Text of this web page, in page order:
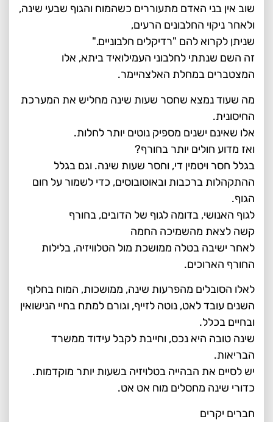
שוב אין בני האדם מתעוררים כשהמוח והגוף שבעי שינה,
ולאחר ניקוי החלבונים הרעים,
שניתן לקרוא להם "רדיקלים חלבוניים."
זה השם שנתתי לחלבוני העמילואיד ביתא, אלו
המצטברים במחלת האלצהיימר.
מה שעוד נמצא שחסר שעות שינה מחליש את המערכת
החיסונית.
אלו שאינם ישנים מספיק נוטים יותר לחלות.
ואז מדוע חולים יותר בחורף?
בגלל חסר ויטמין די, וחסר שעות שינה. וגם בגלל
ההתקהלות ברכבות ובאוטובוסים, כדי לשמור על חום
הגוף.
לגוף האנושי, בדומה לגוף של הדובים, בחורף
קשה לצאת מהשמיכה החמה
לאחר ישיבה בטלה ממושכת מול הטלוויזיה, בלילות
החורף הארוכים.
לאלו הסובלים מהפרעות שינה, ממושכות, המוח בחלוף
השנים עובד לאט, נוטה לזייף, וגורם למתח בחיי הנישואין
ובחיים בכלל.
שינה טובה היא נכס, וחייבת לקבל עידוד ממשרד
הבריאות.
יש לסיים את הבהייה בטלויזיה בשעות יותר מוקדמות.
כדורי שינה מחסלים מוח אט אט.
חברים יקרים